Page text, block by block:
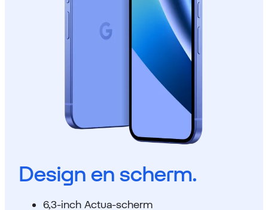
Design en scherm.
6,3-inch Actua-scherm